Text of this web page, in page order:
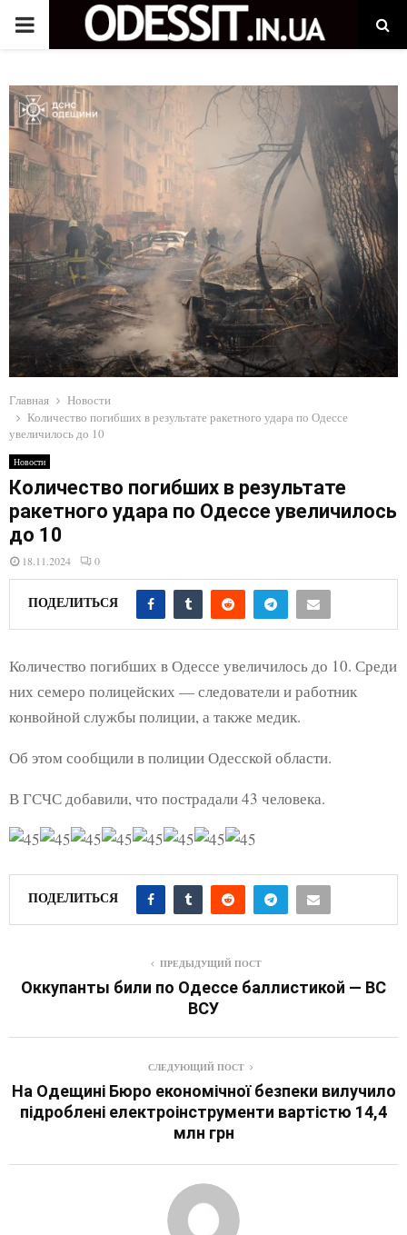
P
I
M
A
R
Y
M
E
N
U
Главная
Новости
Количество погибших в результате ракетного удара по Одессе
увеличилось до 10
Новости
Количество погибших в результате
ракетного удара по Одессе увеличилось
до 10
18.11.2024 0
ПОДЕЛИТЬСЯ
Количество погибших в Одессе увеличилось до 10. Среди
них семеро полицейских — следователи и работник
конвойной службы полиции, а также медик.
Об этом сообщили в полиции Одесской области.
В ГСЧС добавили, что пострадали 43 человека.
ПОДЕЛИТЬСЯ
ПРЕДЫДУЩИЙ ПОСТ
Оккупанты били по Одессе баллистикой — ВС
ВСУ
СЛЕДУЮЩИЙ ПОСТ
На Одещині Бюро економічної безпеки вилучило
підроблені електроінструменти вартістю 14,4
млн грн